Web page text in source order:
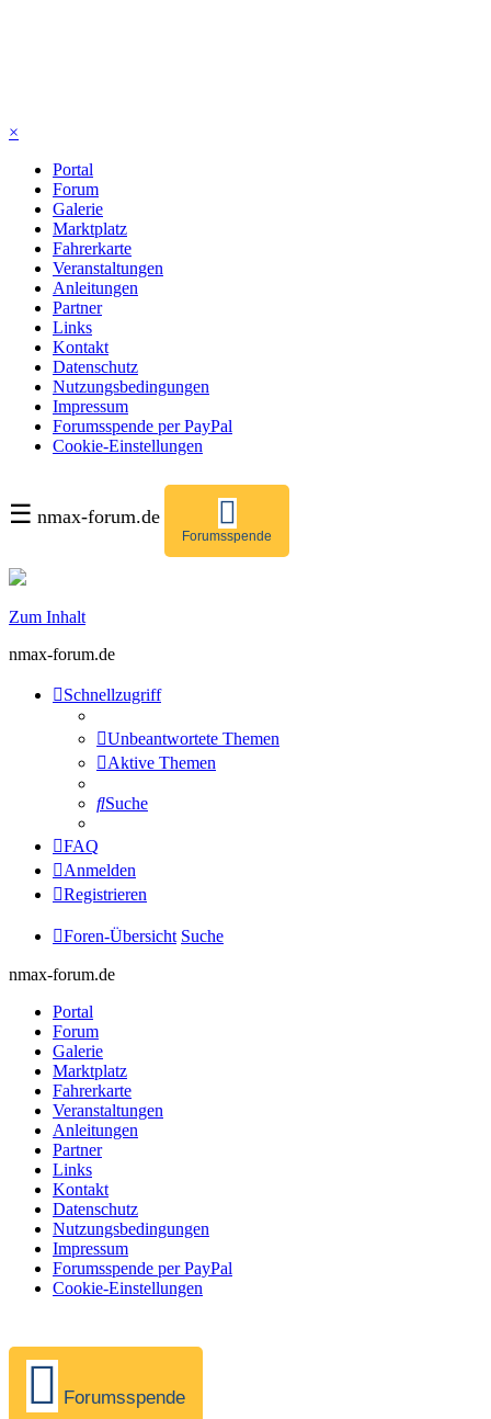
×
Portal
Forum
Galerie
Marktplatz
Fahrerkarte
Veranstaltungen
Anleitungen
Partner
Links
Kontakt
Datenschutz
Nutzungsbedingungen
Impressum
Forumsspende per PayPal
Cookie-Einstellungen
☰ nmax-forum.de
Forumsspende
Zum Inhalt
nmax-forum.de
Schnellzugriff
Unbeantwortete Themen
Aktive Themen
Suche
FAQ
Anmelden
Registrieren
Foren-Übersicht Suche
nmax-forum.de
Portal
Forum
Galerie
Marktplatz
Fahrerkarte
Veranstaltungen
Anleitungen
Partner
Links
Kontakt
Datenschutz
Nutzungsbedingungen
Impressum
Forumsspende per PayPal
Cookie-Einstellungen
Forumsspende